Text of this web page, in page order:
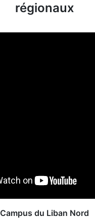
régionaux
Campus du Liban Nord